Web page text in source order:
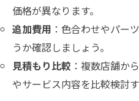
価格が異なります。
追加費用 ：色合わせやパー
うか確認しましょう。
見積もり比較 ：複数店舗か
やサービス内容を比較検討